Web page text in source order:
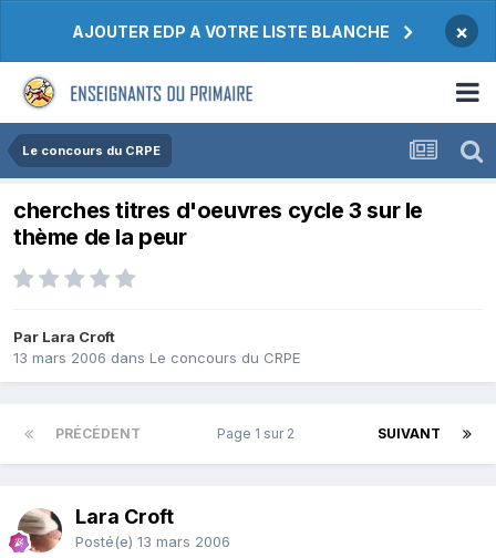
AJOUTER EDP A VOTRE LISTE BLANCHE ×
Le concours du CRPE
cherches titres d'oeuvres cycle 3 sur le
thème de la peur
Par Lara Croft
13 mars 2006 dans Le concours du CRPE
PRÉCÉDENT SUIVANT
Page 1 sur 2
Lara Croft
Posté(e) 13 mars 2006